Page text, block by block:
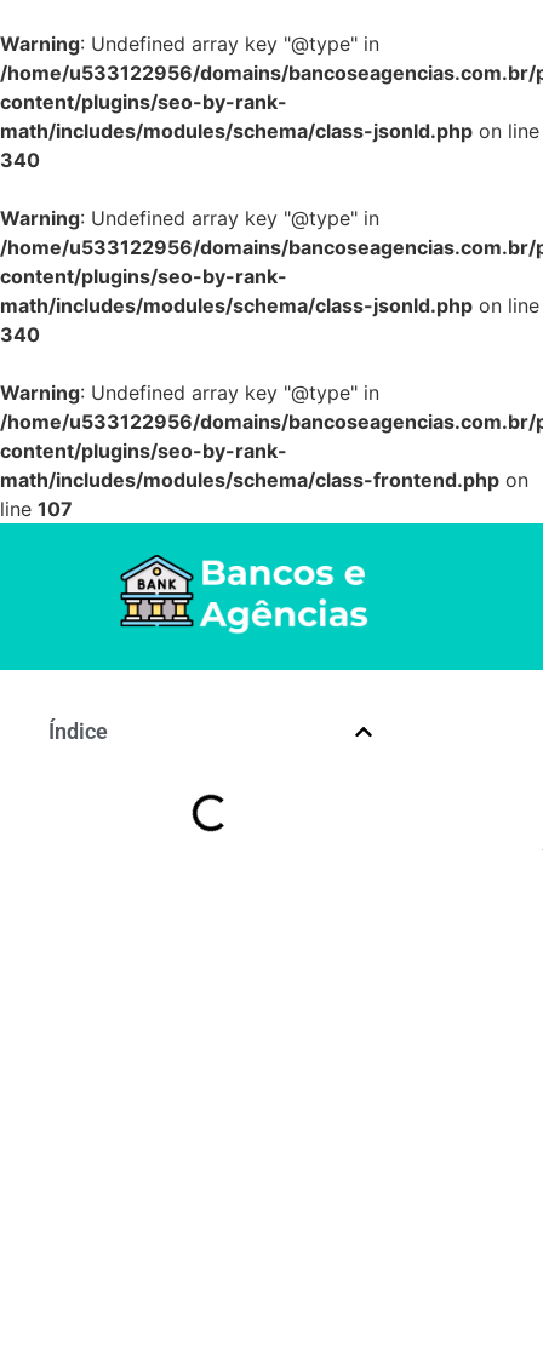
Warning: Undefined array key "@type" in
/home/u533122956/domains/
content/plugins/seo-by-rank-
math/includes/modules/schema/class-jsonld.php on line
340
Warning: Undefined array key "@type" in
/home/u533122956/domains/
content/plugins/seo-by-rank-
math/includes/modules/schema/class-jsonld.php on line
340
Warning: Undefined array key "@type" in
/home/u533122956/domains/
content/plugins/seo-by-rank-
math/includes/modules/schema/class-frontend.php on
line 107
Índice